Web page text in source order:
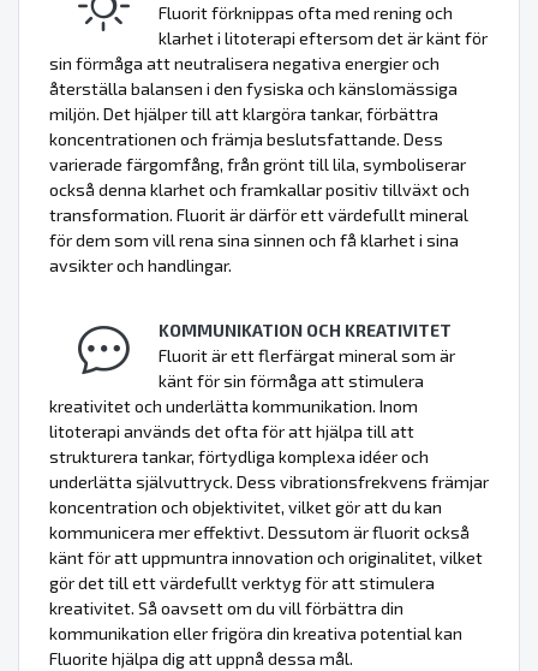
Fluorit förknippas ofta med rening och
klarhet i litoterapi eftersom det är känt för
sin förmåga att neutralisera negativa energier och
återställa balansen i den fysiska och känslomässiga
miljön. Det hjälper till att klargöra tankar, förbättra
koncentrationen och främja beslutsfattande. Dess
varierade färgomfång, från grönt till lila, symboliserar
också denna klarhet och framkallar positiv tillväxt och
transformation. Fluorit är därför ett värdefullt mineral
för dem som vill rena sina sinnen och få klarhet i sina
avsikter och handlingar.
KOMMUNIKATION OCH KREATIVITET
Fluorit är ett flerfärgat mineral som är
känt för sin förmåga att stimulera
kreativitet och underlätta kommunikation. Inom
litoterapi används det ofta för att hjälpa till att
strukturera tankar, förtydliga komplexa idéer och
underlätta självuttryck. Dess vibrationsfrekvens främjar
koncentration och objektivitet, vilket gör att du kan
kommunicera mer effektivt. Dessutom är fluorit också
känt för att uppmuntra innovation och originalitet, vilket
gör det till ett värdefullt verktyg för att stimulera
kreativitet. Så oavsett om du vill förbättra din
kommunikation eller frigöra din kreativa potential kan
Fluorite hjälpa dig att uppnå dessa mål.